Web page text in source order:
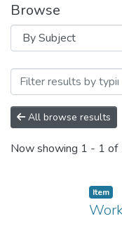
Browse
Browsing
All browse results
Now showing 1 - 1 of
Item